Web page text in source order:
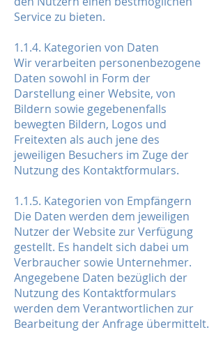
Service zu bieten.
1.1.4. Kategorien von Daten
Wir verarbeiten personenbezogene
Daten sowohl in Form der
Darstellung einer Website, von
Bildern sowie gegebenenfalls
bewegten Bildern, Logos und
Freitexten als auch jene des
jeweiligen Besuchers im Zuge der
Nutzung des Kontaktformulars.
1.1.5. Kategorien von Empfängern
Die Daten werden dem jeweiligen
Nutzer der Website zur Verfügung
gestellt. Es handelt sich dabei um
Verbraucher sowie Unternehmer.
Angegebene Daten bezüglich der
Nutzung des Kontaktformulars
werden dem Verantwortlichen zur
Bearbeitung der Anfrage übermittelt.